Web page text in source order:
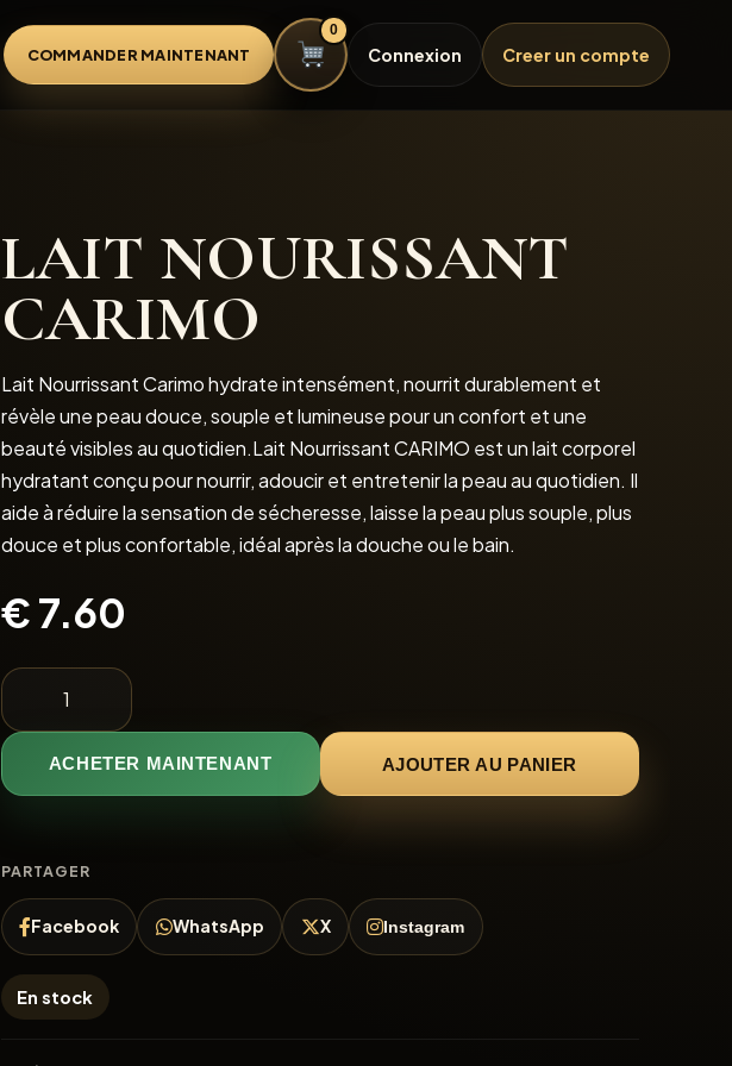
COMMANDER MAINTENANT
0
Connexion Creer un compte
LAIT NOURISSANT
CARIMO
€7.60
Lait Nourrissant Carimo hydrate intensément, nourrit durablement et
révèle une peau douce, souple et lumineuse pour un confort et une
beauté visibles au quotidien.Lait Nourrissant CARIMO est un lait corporel
hydratant conçu pour nourrir, adoucir et entretenir la peau au quotidien. Il
aide à réduire la sensation de sécheresse, laisse la peau plus souple, plus
douce et plus confortable, idéal après la douche ou le bain.
AJOUTER AU PANIER
ACHETER MAINTENANT
PARTAGER
Facebook WhatsApp X Instagram
En stock